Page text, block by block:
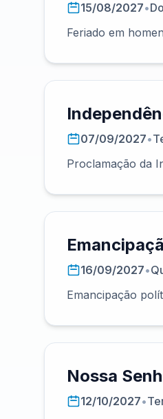
15/08/2027•
Feriado em
07/09/2027•
Proclamação da
16/09/2027•
Emancipação
Nossa
12/10/2027•